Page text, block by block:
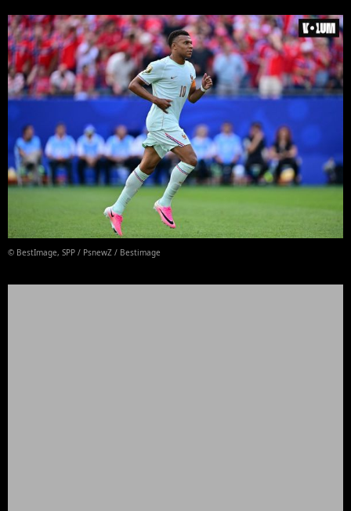
© BestImage, SPP / PsnewZ / Bestimage